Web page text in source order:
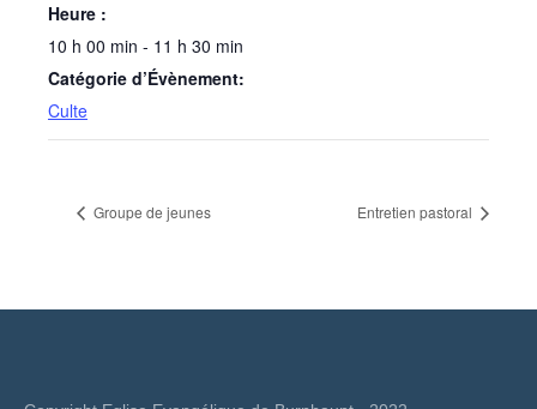
Heure :
10 h 00 min - 11 h 30 min
Catégorie d’Évènement:
Culte
Groupe de jeunes Entretien pastoral